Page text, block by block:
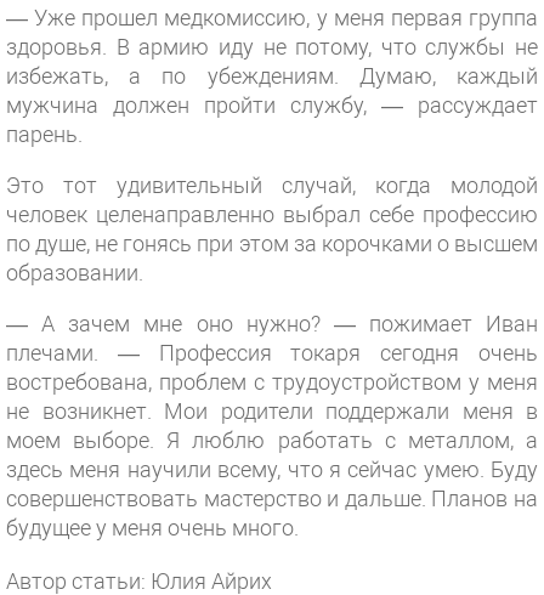
— Уже прошел медкомиссию, у меня первая группа
здоровья. В армию иду не потому, что службы не
избежать, а по убеждениям. Думаю, каждый
мужчина должен пройти службу, — рассуждает
парень.
Это тот удивительный случай, когда молодой
человек целенаправленно выбрал себе профессию
по душе, не гонясь при этом за корочками о высшем
образовании.
— А зачем мне оно нужно? — пожимает Иван
плечами. — Профессия токаря сегодня очень
востребована, проблем с трудоустройством у меня
не возникнет. Мои родители поддержали меня в
моем выборе. Я люблю работать с металлом, а
здесь меня научили всему, что я сейчас умею. Буду
совершенствовать мастерство и дальше. Планов на
будущее у меня очень много.
Автор статьи: Юлия Айрих